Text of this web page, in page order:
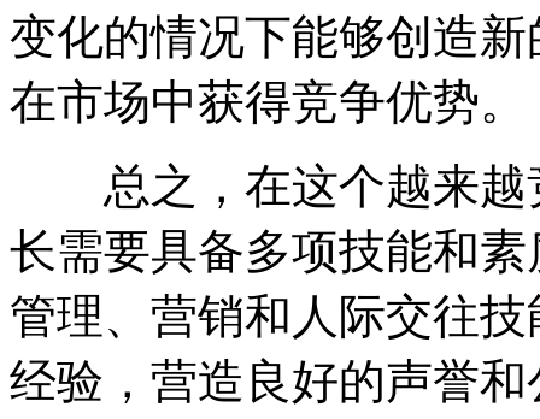
变化的情况下能够创造
在市场中获得竞争优势。
总之，在这个越来越
长需要具备多项技能和
管理、营销和人际交往
经验，营造良好的声誉